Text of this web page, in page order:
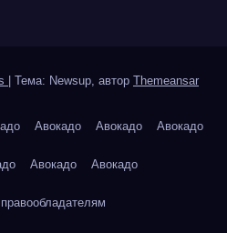
Тема: Newsup, автор Themeansar
Авокадо Авокадо Авокадо
Авокадо Авокадо